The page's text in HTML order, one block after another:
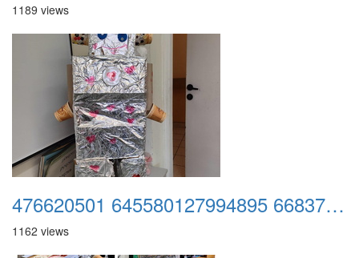
1189 views
476620501 645580127994895 6683784656829987057 n
1162 views